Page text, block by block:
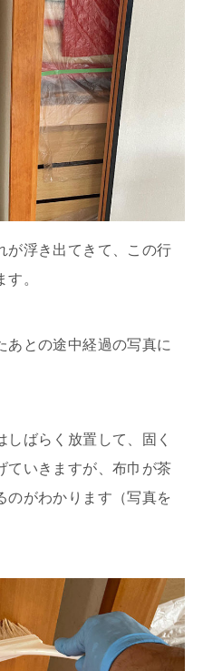
が浮き出てきて、この行
。
あとの途中経過の写真に
ばらく放置して、固く
ていきますが、布巾が茶
のがわかります（写真を